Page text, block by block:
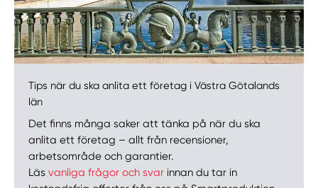
Tips när du ska anlita ett företag i Västra Götalands
län
Det finns många saker att tänka på när du ska
anlita ett företag – allt från recensioner,
arbetsområde och garantier.
Läsvanliga frågor och svar innan du tar in